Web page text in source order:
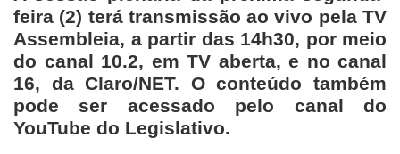
feira (2) terá transmissão ao vivo pela TV
Assembleia, a partir das 14h30, por meio
do canal 10.2, em TV aberta, e no canal
16, da Claro/NET. O conteúdo também
pode ser acessado pelo canal do
YouTube do Legislativo.